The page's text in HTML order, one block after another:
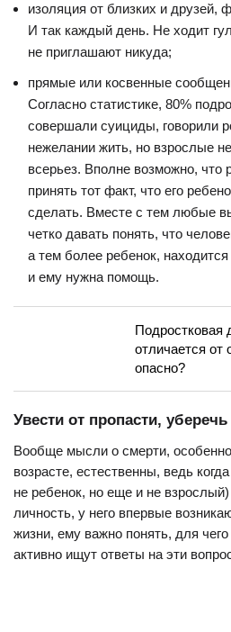
изоляция от близких и друзей,
И так каждый день. Не ходит
не приглашают никуда;
прямые или косвенные
Согласно статистике, 80%
совершали суициды, говорили
нежелании жить, но взрослые
всерьез. Вполне возможно, что
принять тот факт, что его
сделать. Вместе с тем любые
четко давать понять, что
а тем более ребенок,
и ему нужна помощь.
Подростковая
отличается от
опасно?
Увести от пропасти,
Вообще мысли о смерти,
возрасте, естественны, ведь
не ребенок, но еще и не
личность, у него впервые
жизни, ему важно понять, для
активно ищут ответы на эти